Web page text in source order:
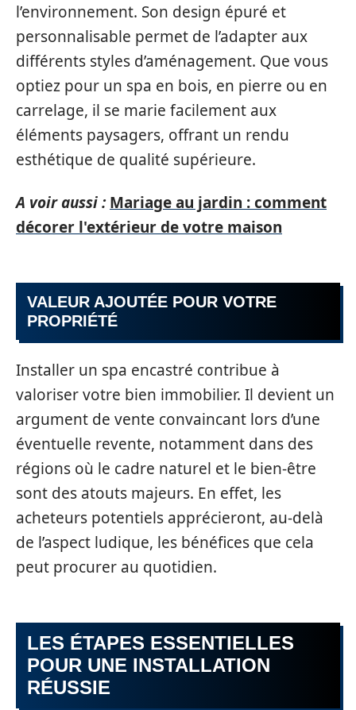
l’environnement. Son design épuré et
personnalisable permet de l’adapter aux
différents styles d’aménagement. Que vous
optiez pour un spa en bois, en pierre ou en
carrelage, il se marie facilement aux
éléments paysagers, offrant un rendu
esthétique de qualité supérieure.
A voir aussi : Mariage au jardin : comment
décorer l'extérieur de votre maison
VALEUR AJOUTÉE POUR VOTRE
PROPRIÉTÉ
Installer un spa encastré contribue à
valoriser votre bien immobilier. Il devient un
argument de vente convaincant lors d’une
éventuelle revente, notamment dans des
régions où le cadre naturel et le bien-être
sont des atouts majeurs. En effet, les
acheteurs potentiels apprécieront, au-delà
de l’aspect ludique, les bénéfices que cela
peut procurer au quotidien.
LES ÉTAPES ESSENTIELLES
POUR UNE INSTALLATION
RÉUSSIE